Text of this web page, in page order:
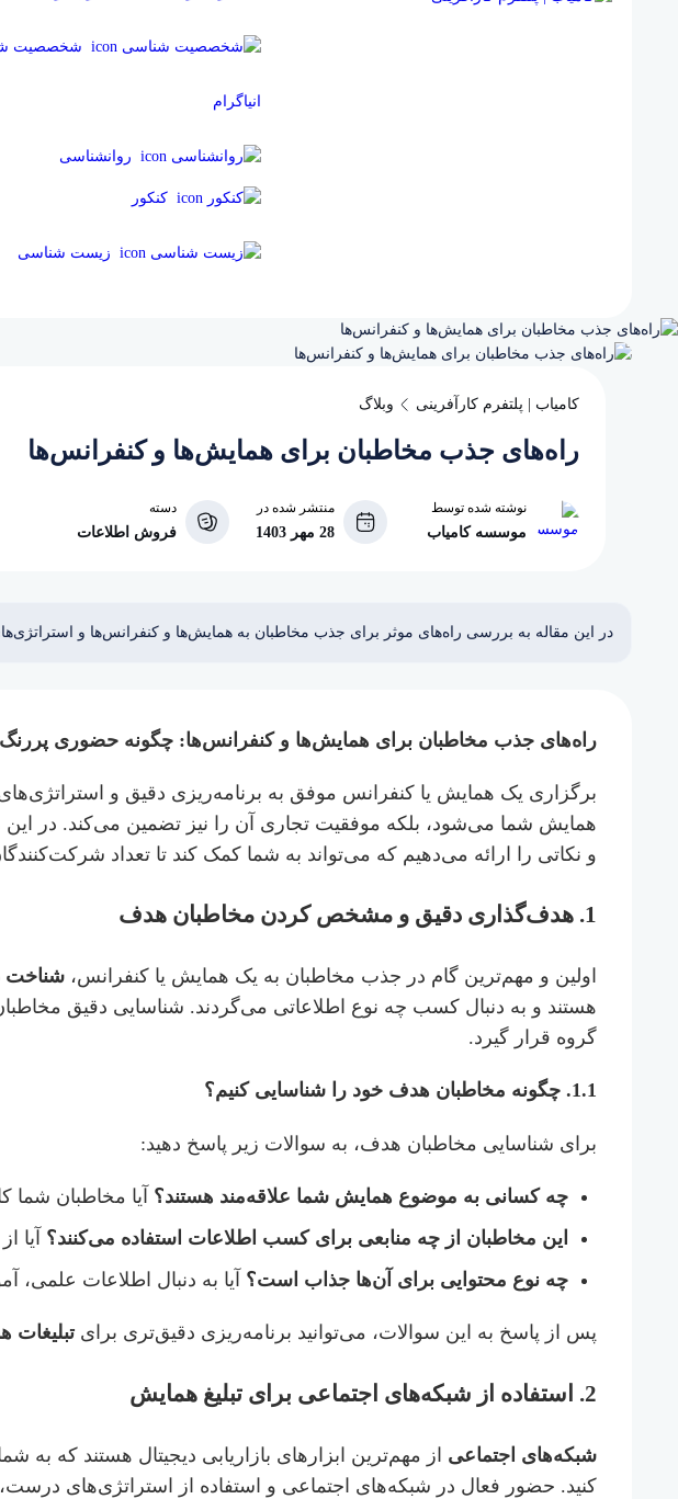
شخصصیت
انیاگرام
روانشناسی
کنکور
زیست شناسی
کامیاب | پلتفرم کارآفرینی وبلاگ
راه‌های جذب مخاطبان برای همایش‌ها و کنفرانس‌ها
نوشته شده توسط
موسسه کامیاب
منتشر شده در
28 مهر 1403
دسته
فروش اطلاعات
در این مقاله به بررسی راه‌های موثر برای جذب مخاطبان به همایش‌ها و کنفرانس‌ها و
راه‌های جذب مخاطبان برای همایش‌ها و کنفرانس‌ها: چگونه حضوری پررنگ
برگزاری یک همایش یا کنفرانس موفق به برنامه‌ریزی دقیق و
همایش شما می‌شود، بلکه موفقیت تجاری آن را نیز تضمین می‌کند. در این
و نکاتی را ارائه می‌دهیم که می‌تواند به شما کمک کند تا تعداد
1. هدف‌گذاری دقیق و مشخص کردن مخاطبان هدف
اولین و مهم‌ترین گام در جذب مخاطبان به یک همایش یا کنفرانس، شناخت
هستند و به دنبال کسب چه نوع اطلاعاتی می‌گردند. شناسایی دقیق
گروه قرار گیرد.
1.1. چگونه مخاطبان هدف خود را شناسایی کنیم؟
برای شناسایی مخاطبان هدف، به سوالات زیر پاسخ دهید:
چه کسانی به موضوع همایش شما علاقه‌مند هستند؟ آیا مخاطبان شما
این مخاطبان از چه منابعی برای کسب اطلاعات استفاده می‌کنند؟ آیا
چه نوع محتوایی برای آن‌ها جذاب است؟ آیا به دنبال اطلاعات
پس از پاسخ به این سوالات، می‌توانید برنامه‌ریزی دقیق‌تری برای تبلیغات
2. استفاده از شبکه‌های اجتماعی برای تبلیغ همایش
شبکه‌های اجتماعی از مهم‌ترین ابزارهای بازاریابی دیجیتال هستند که
کنید. حضور فعال در شبکه‌های اجتماعی و استفاده از استراتژی‌های